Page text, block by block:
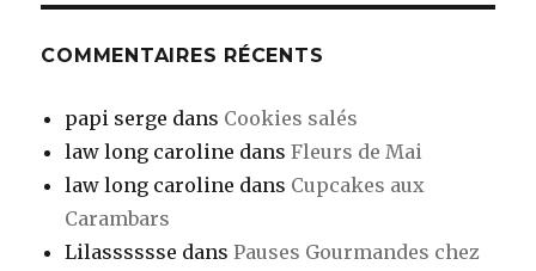
COMMENTAIRES RÉCENTS
papi serge dans Cookies salés
law long caroline dansFleurs de Mai
law long caroline dans Cupcakes aux
Carambars
Lilasssssse dansPauses Gourmandes chez